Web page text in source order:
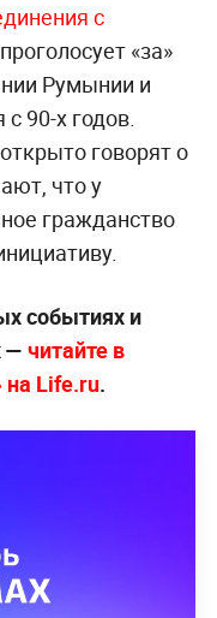
с
«за»
Румынии и
90-х годов.
говорят о
что у
гражданство
событиях и
— читайте в
на Life.ru.